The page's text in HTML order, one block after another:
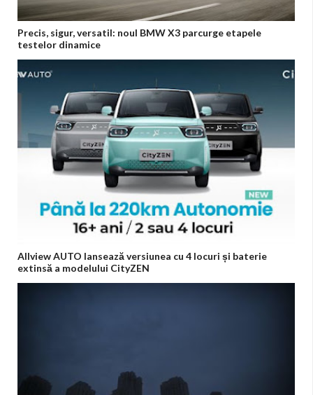
Precis, sigur, versatil: noul BMW X3 parcurge etapele
testelor dinamice
Allview AUTO lansează versiunea cu 4 locuri și baterie
extinsă a modelului CityZEN